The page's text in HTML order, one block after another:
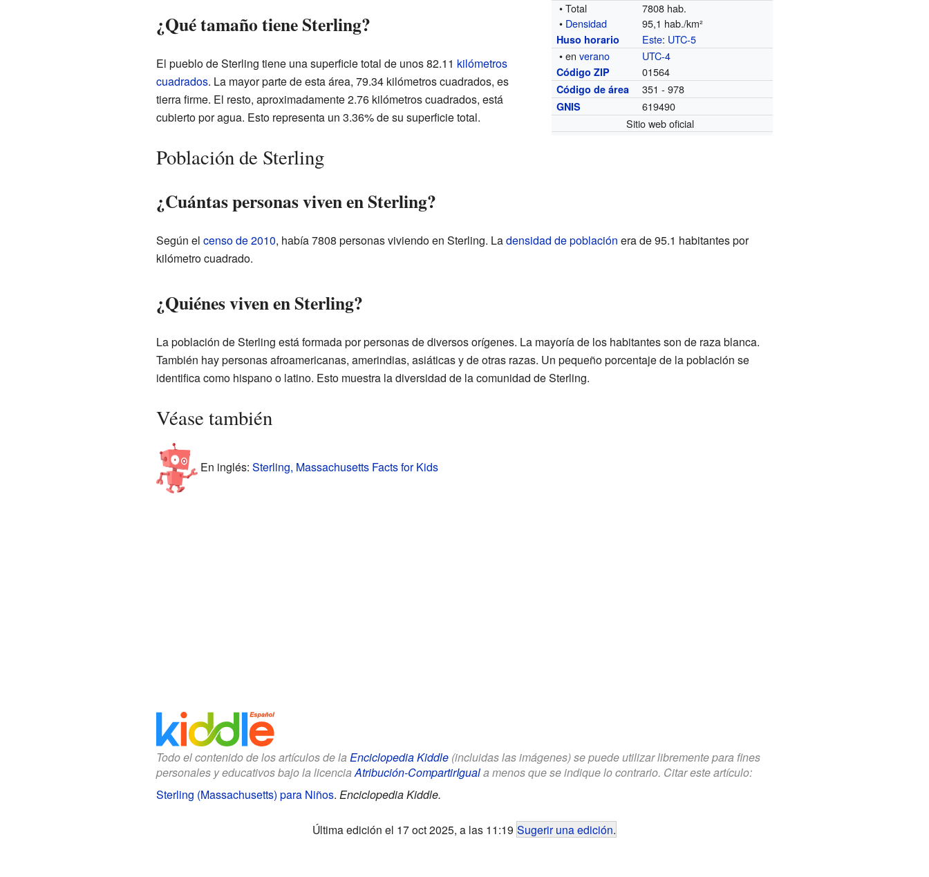
• Total
7808 hab.
• Densidad 95,1 hab./km²
Huso horario Este: UTC-5
• enverano UTC-4
Código ZIP 01564
Código de área 351 - 978
GNIS
619490
Sitio web oficial
¿Qué tamaño tiene Sterling?
El pueblo de Sterling tiene una superficie total de unos 82.11 kilómetros
cuadrados. La mayor parte de esta área, 79.34 kilómetros cuadrados, es
tierra firme. El resto, aproximadamente 2.76 kilómetros cuadrados, está
cubierto por agua. Esto representa un 3.36% de su superficie total.
Población de Sterling
¿Cuántas personas viven en Sterling?
Según el censo de 2010, había 7808 personas viviendo en Sterling. Ladensidad de población era de 95.1 habitantes por
kilómetro cuadrado.
¿Quiénes viven en Sterling?
La población de Sterling está formada por personas de diversos orígenes. La mayoría de los habitantes son de raza blanca.
También hay personas afroamericanas, amerindias, asiáticas y de otras razas. Un pequeño porcentaje de la población se
identifica como hispano o latino. Esto muestra la diversidad de la comunidad de Sterling.
Véase también
En inglés: Sterling, Massachusetts Facts for Kids
Todo el contenido de los artículos de la Enciclopedia Kiddle(incluidas las imágenes) se puede utilizar libremente para fines
personales y educativos bajo la licenciaAtribución-CompartirIguala menos que se indique lo contrario. Citar este artículo:
Sterling (Massachusetts) para Niños. Enciclopedia Kiddle.
Última edición el 17 oct 2025, a las 11:19 Sugerir una edición.